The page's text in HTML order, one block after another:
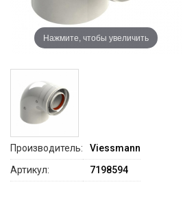
Нажмите, чтобы увеличить
Производитель:
Viessmann
Артикул:
7198594